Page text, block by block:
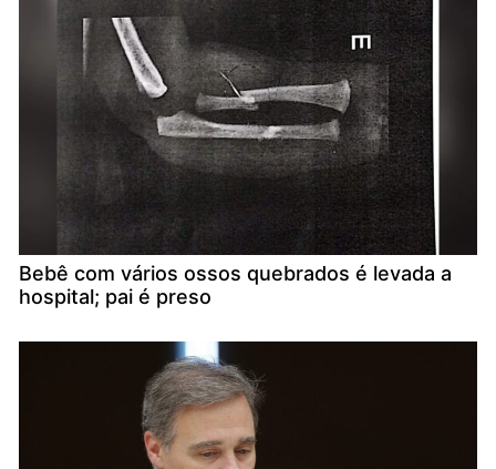
Bebê com vários ossos quebrados é levada a
hospital; pai é preso